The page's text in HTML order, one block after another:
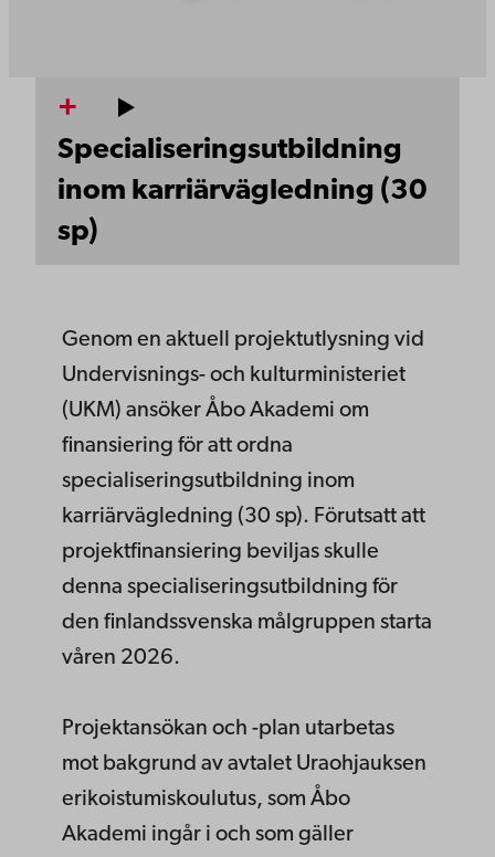
Specialiseringsutbildning
inom karriärvägledning (30
sp)
Genom en aktuell projektutlysning vid
Undervisnings- och kulturministeriet
(UKM) ansöker Åbo Akademi om
finansiering för att ordna
specialiseringsutbildning inom
karriärvägledning (30 sp). Förutsatt att
projektfinansiering beviljas skulle
denna specialiseringsutbildning för
den finlandssvenska målgruppen starta
våren 2026.
Projektansökan och -plan utarbetas
mot bakgrund av avtalet Uraohjauksen
erikoistumiskoulutus, som Åbo
Akademi ingår i och som gäller